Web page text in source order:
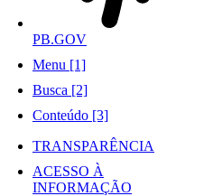
PB.GOV
Menu [1]
Busca [2]
Conteúdo [3]
TRANSPARÊNCIA
ACESSO À
INFORMAÇÃO